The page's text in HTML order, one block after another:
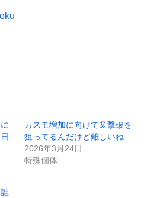
カスモ増加に向けて🦑撃破を
狙ってるんだけど難しいね…
2026年3月24日
特殊個体